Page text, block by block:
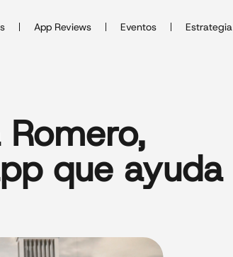
App Reviews Eventos Estrategia
que ayuda